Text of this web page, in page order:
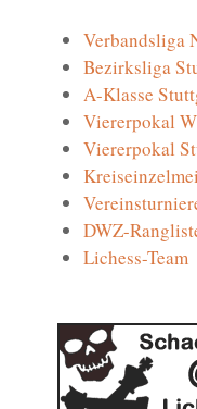
Verbandsliga
Bezirksliga
A-Klasse
Viererpokal
Viererpokal
DWZ-
Lichess-Team